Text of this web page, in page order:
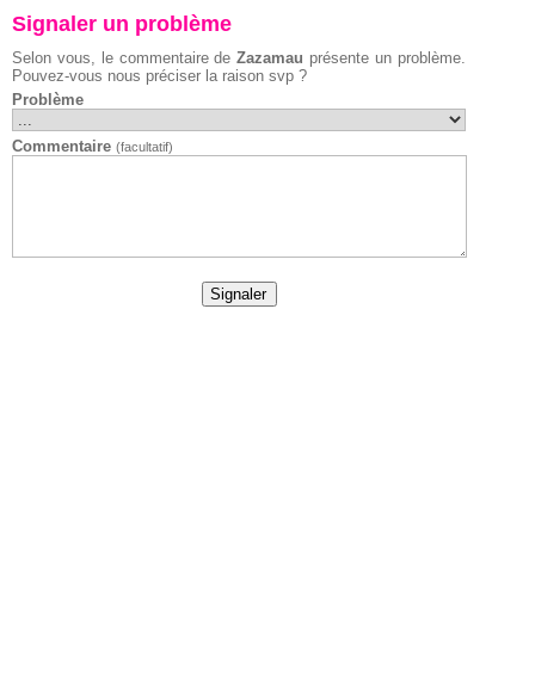
Signaler un problème
Selon vous, le commentaire deZazamau présente un problème.
Pouvez-vous nous préciser la raison svp ?
Problème
Commentaire (facultatif)